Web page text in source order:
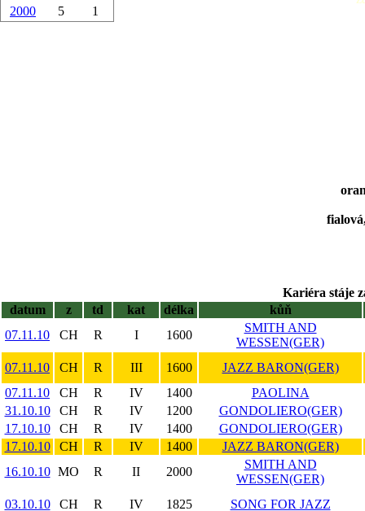
2000
5 1
Kariéra stáje
datum
z td kat délka
kůň
07.11.10
CH R I 1600
SMITH AND
WESSEN(GER)
07.11.10
CH R III 1600
JAZZ BARON(GER)
07.11.10
CH R IV 1400
PAOLINA
31.10.10
CH R IV 1200
GONDOLIERO(GER)
17.10.10
CH R IV 1400
GONDOLIERO(GER)
17.10.10
CH R IV 1400
JAZZ BARON(GER)
16.10.10 MO R II 2000
SMITH AND
WESSEN(GER)
03.10.10
CH R IV 1825
SONG FOR JAZZ